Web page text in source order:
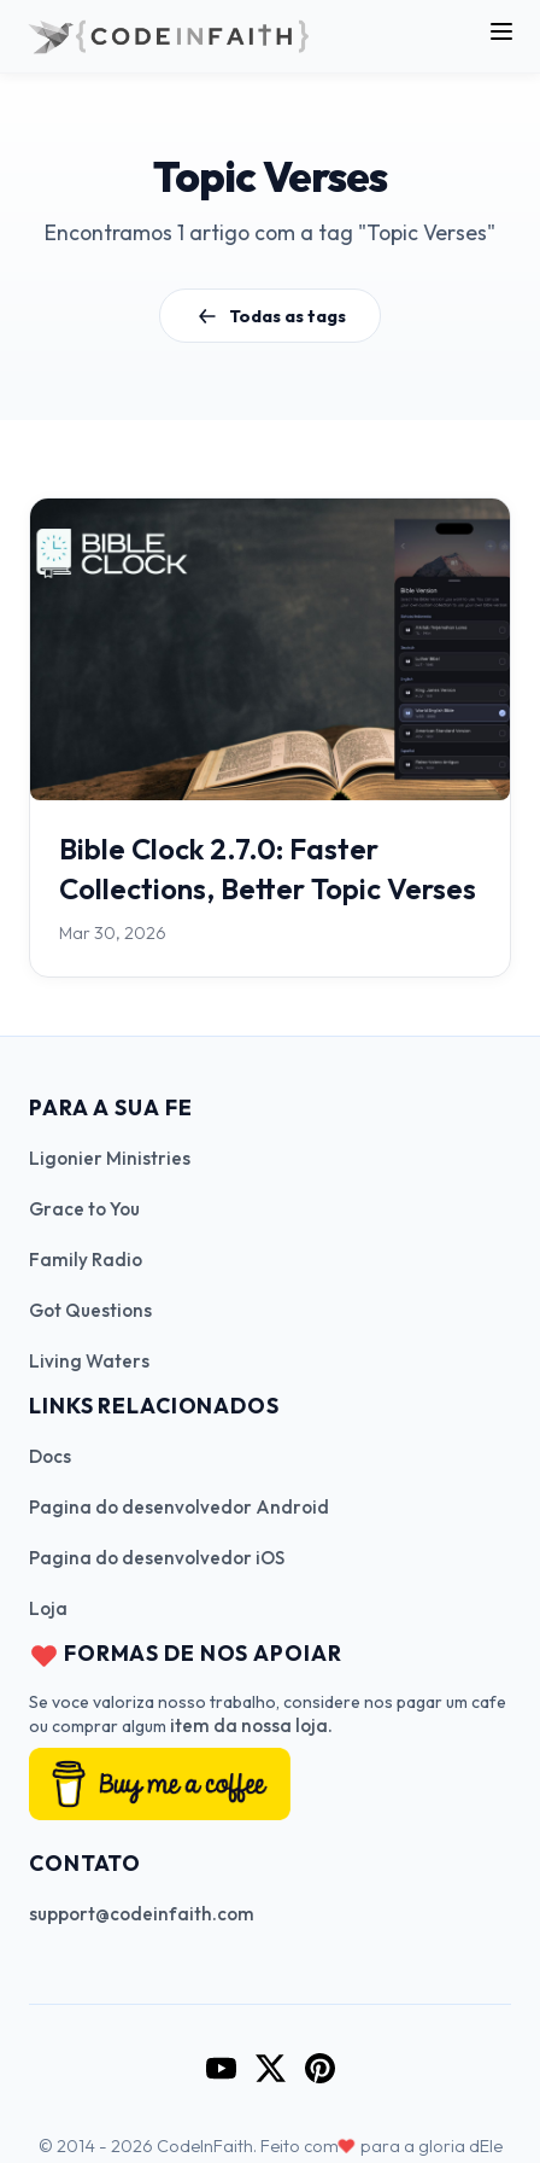
Topic Verses
Encontramos 1 artigo com a tag "Topic Verses"
Todas as tags
Bible Clock 2.7.0: Faster
Collections, Better Topic Verses
Mar 30, 2026
PARA A SUA FE
Ligonier Ministries
Grace to You
Family Radio
Got Questions
Living Waters
LINKS RELACIONADOS
Docs
Pagina do desenvolvedor Android
Pagina do desenvolvedor iOS
Loja
FORMAS DE NOS APOIAR
Se voce valoriza nosso trabalho, considere nos pagar um cafe
ou comprar algum item da nossa loja.
CONTATO
support@codeinfaith.com
Go to CodeInFaith's YouTube
Go to CodeInFaith's Twitter
Go to CodeInFaith's
© 2014 - 2026 CodeInFaith. Feito com♥ para a gloria dEle